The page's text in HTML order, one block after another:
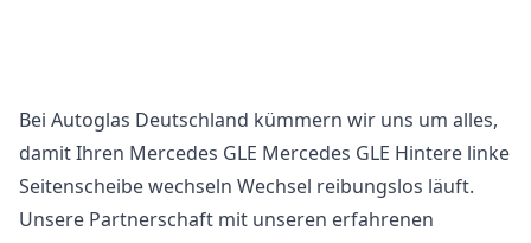
Bei Autoglas Deutschland kümmern wir uns um alles,
damit Ihren Mercedes GLE Mercedes GLE Hintere linke
Seitenscheibe wechseln Wechsel reibungslos läuft.
Unsere Partnerschaft mit unseren erfahrenen